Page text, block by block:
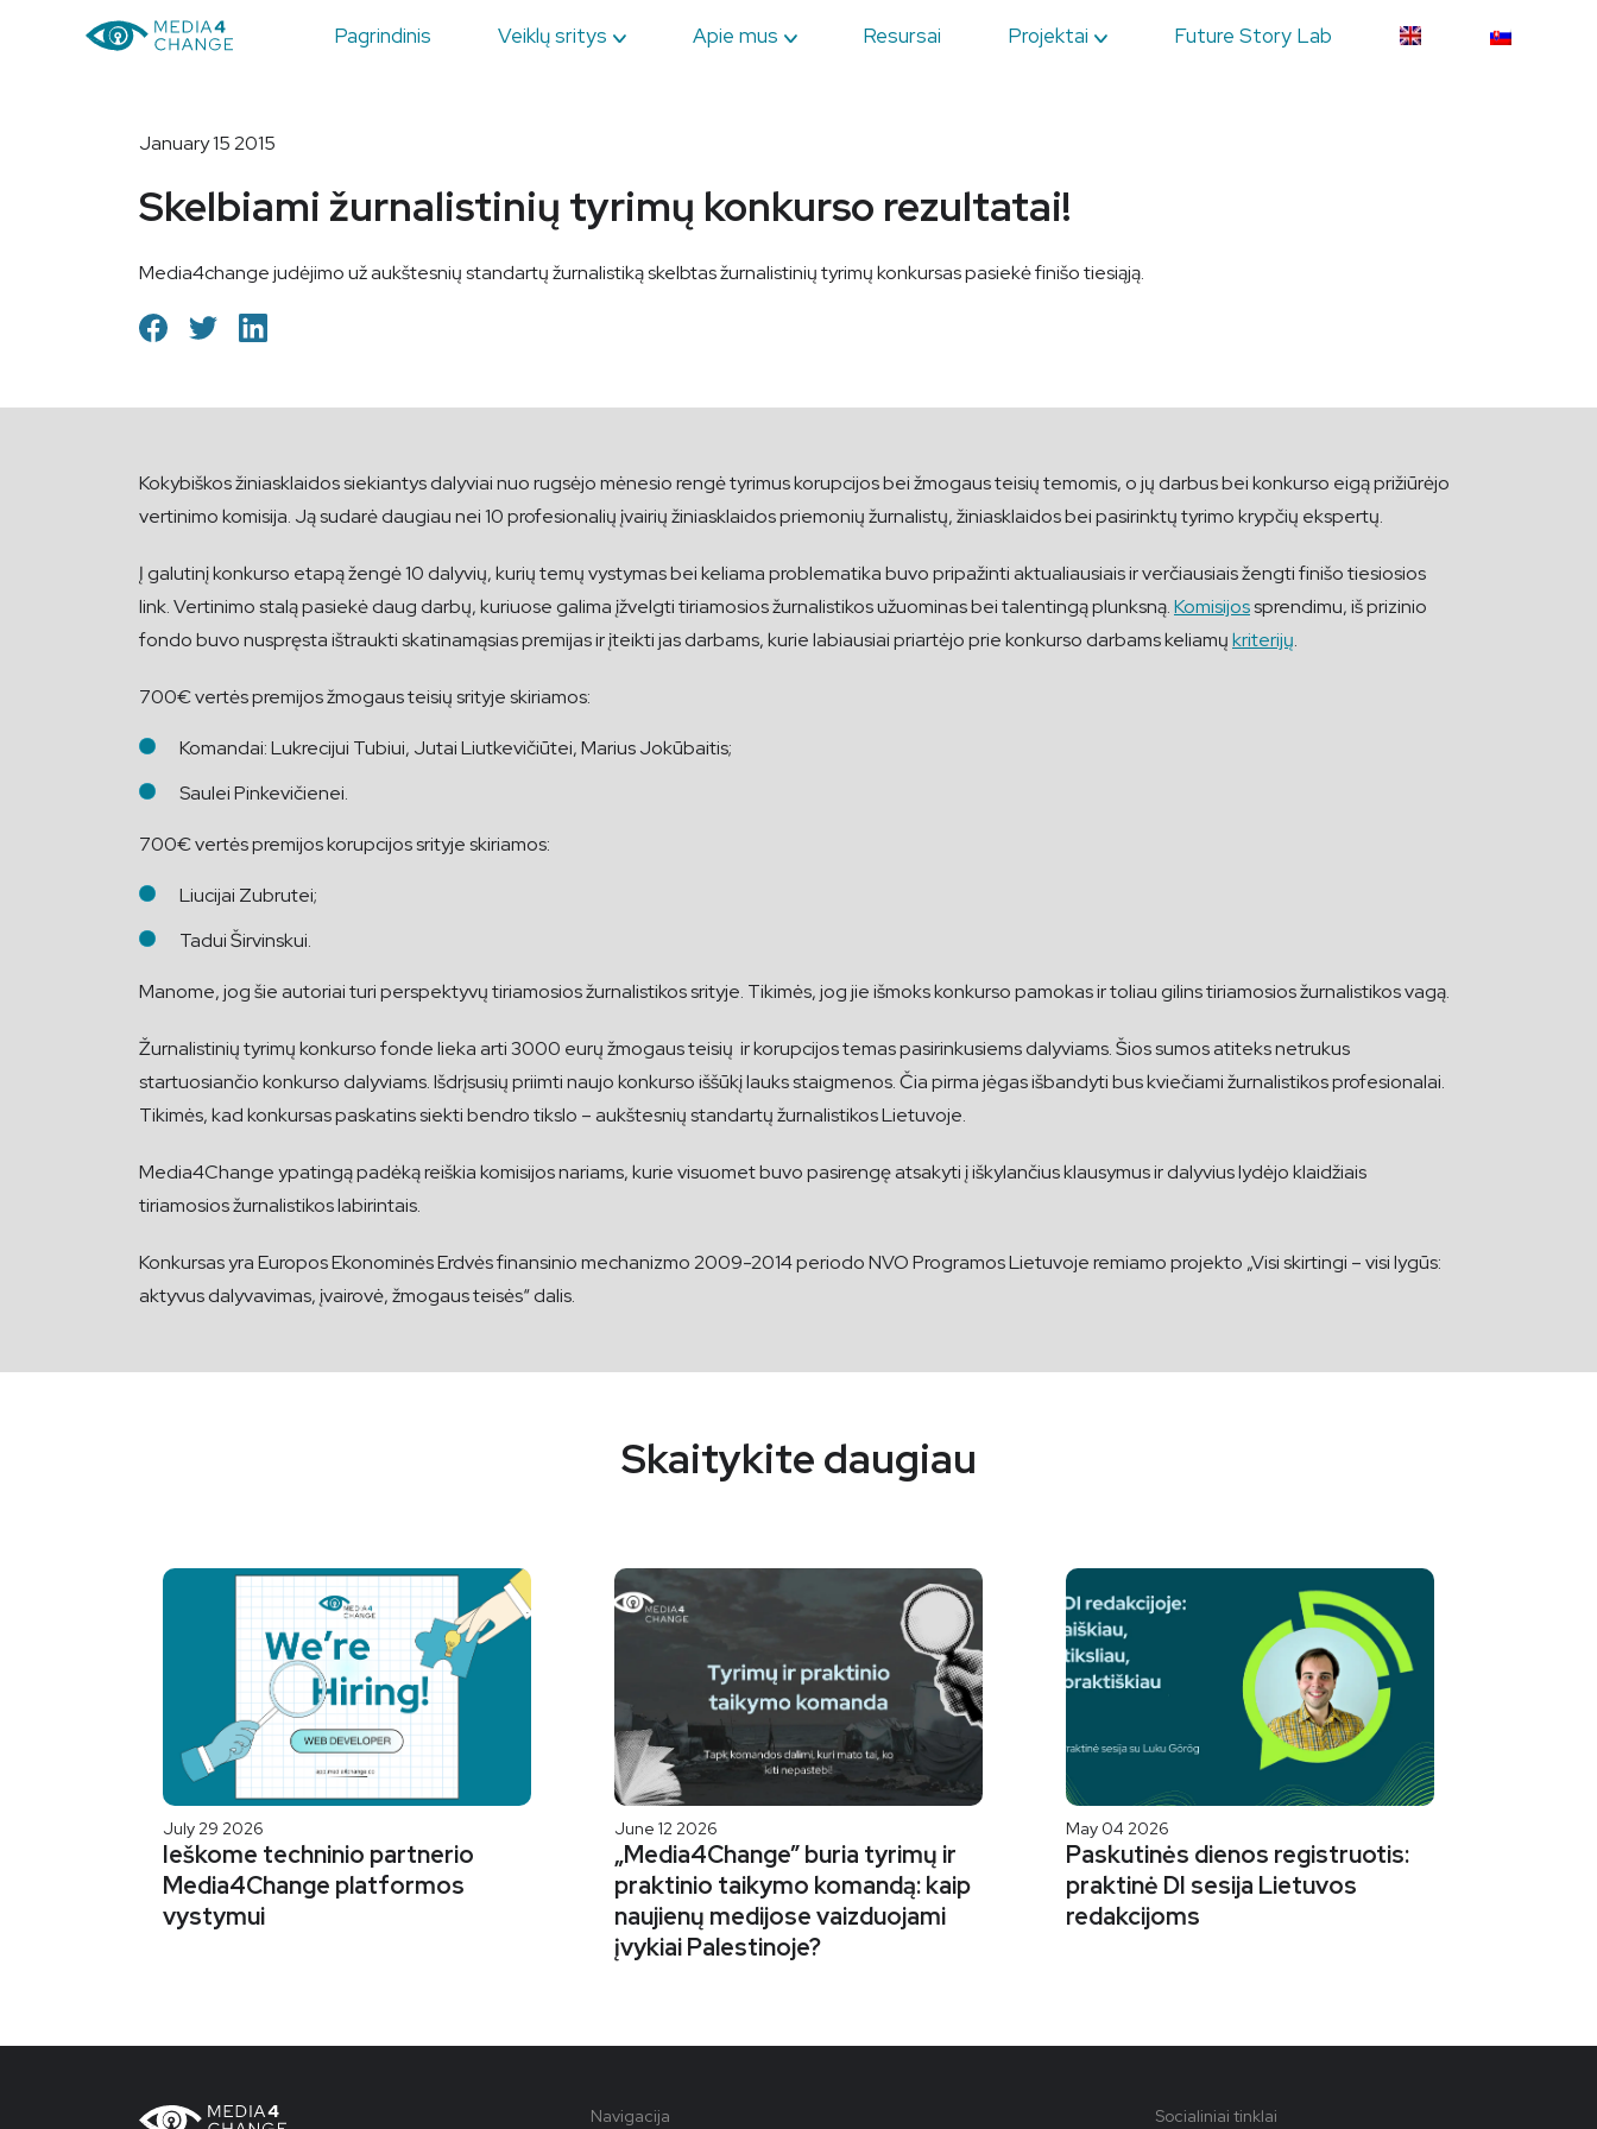
Pagrindinis Veiklų sritys Apie mus Resursai Projektai Future Story Lab
January 15 2015
Skelbiami žurnalistinių tyrimų konkurso rezultatai!
Media4change judėjimo už aukštesnių standartų žurnalistiką skelbtas žurnalistinių tyrimų konkursas pasiekė finišo tiesiąją.
Kokybiškos žiniasklaidos siekiantys dalyviai nuo rugsėjo mėnesio rengė tyrimus korupcijos bei žmogaus teisių temomis, o jų darbus bei konkurso eigą prižiūrėjo
vertinimo komisija. Ją sudarė daugiau nei 10 profesionalių įvairių žiniasklaidos priemonių žurnalistų, žiniasklaidos bei pasirinktų tyrimo krypčių ekspertų.
Į galutinį konkurso etapą žengė 10 dalyvių, kurių temų vystymas bei keliama problematika buvo pripažinti aktualiausiais ir verčiausiais žengti finišo tiesiosios
link. Vertinimo stalą pasiekė daug darbų, kuriuose galima įžvelgti tiriamosios žurnalistikos užuominas bei talentingą plunksną.Komisijossprendimu, iš prizinio
fondo buvo nuspręsta ištraukti skatinamąsias premijas ir įteikti jas darbams, kurie labiausiai priartėjo prie konkurso darbams keliamųkriterijų.
700€ vertės premijos žmogaus teisių srityje skiriamos:
Komandai: Lukrecijui Tubiui, Jutai Liutkevičiūtei, Marius Jokūbaitis;
Saulei Pinkevičienei.
700€ vertės premijos korupcijos srityje skiriamos:
Liucijai Zubrutei;
Tadui Širvinskui.
Manome, jog šie autoriai turi perspektyvų tiriamosios žurnalistikos srityje. Tikimės, jog jie išmoks konkurso pamokas ir toliau gilins tiriamosios žurnalistikos vagą.
Žurnalistinių tyrimų konkurso fonde lieka arti 3000 eurų žmogaus teisių ir korupcijos temas pasirinkusiems dalyviams. Šios sumos atiteks netrukus
startuosiančio konkurso dalyviams. Išdrįsusių priimti naujo konkurso iššūkį lauks staigmenos. Čia pirma jėgas išbandyti bus kviečiami žurnalistikos profesionalai.
Tikimės, kad konkursas paskatins siekti bendro tikslo – aukštesnių standartų žurnalistikos Lietuvoje.
Media4Change ypatingą padėką reiškia komisijos nariams, kurie visuomet buvo pasirengę atsakyti į iškylančius klausymus ir dalyvius lydėjo klaidžiais
tiriamosios žurnalistikos labirintais.
Konkursas yra Europos Ekonominės Erdvės finansinio mechanizmo 2009-2014 periodo NVO Programos Lietuvoje remiamo projekto „Visi skirtingi – visi lygūs:
aktyvus dalyvavimas, įvairovė, žmogaus teisės“ dalis.
Skaitykite daugiau
July 29 2026
Ieškome techninio partnerio
Media4Change platformos
vystymui
June 12 2026
„Media4Change” buria tyrimų ir
praktinio taikymo komandą: kaip
naujienų medijose vaizduojami
įvykiai Palestinoje?
May 04 2026
Paskutinės dienos registruotis:
praktinė DI sesija Lietuvos
redakcijoms
Navigacija Socialiniai tinklai